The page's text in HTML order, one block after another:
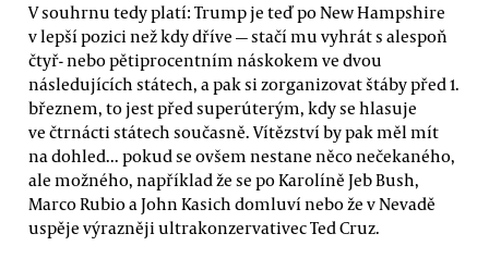
V souhrnu tedy platí: Trump je teď po New Hampshire
v lepší pozici než kdy dříve — stačí mu vyhrát s alespoň
čtyř- nebo pětiprocentním náskokem ve dvou
následujících státech, a pak si zorganizovat štáby před 1.
březnem, to jest před superúterým, kdy se hlasuje
ve čtrnácti státech současně. Vítězství by pak měl mít
na dohled... pokud se ovšem nestane něco nečekaného,
ale možného, například že se po Karolíně Jeb Bush,
Marco Rubio a John Kasich domluví nebo že v Nevadě
uspěje výrazněji ultrakonzervativec Ted Cruz.